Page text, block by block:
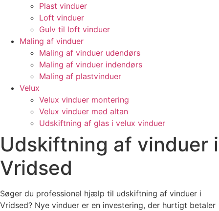
Plast vinduer
Loft vinduer
Gulv til loft vinduer
Maling af vinduer
Maling af vinduer udendørs
Maling af vinduer indendørs
Maling af plastvinduer
Velux
Velux vinduer montering
Velux vinduer med altan
Udskiftning af glas i velux vinduer
Udskiftning af vinduer i
Vridsed
Søger du professionel hjælp til udskiftning af vinduer i
Vridsed? Nye vinduer er en investering, der hurtigt betaler